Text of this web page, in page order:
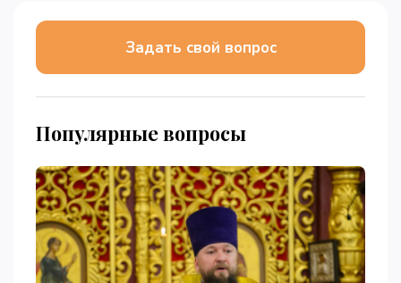
Задать свой вопрос
Популярные вопросы